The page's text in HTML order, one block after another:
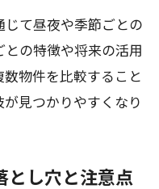
て昼夜や季節ごとの
の特徴や将来の活用
物件を比較すること
見つかりやすくなり
とし穴と注意点